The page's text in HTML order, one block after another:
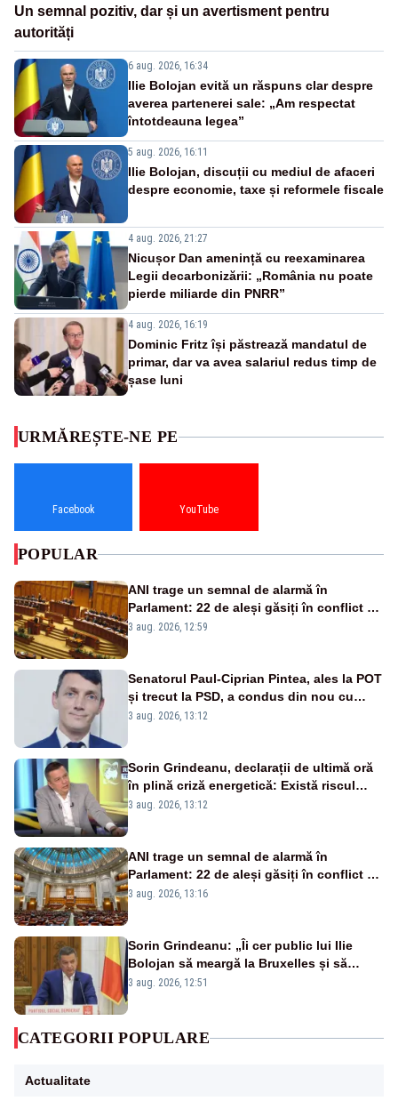
Un semnal pozitiv, dar și un avertisment pentru
autorități
6 aug. 2026, 16:34
Ilie Bolojan evită un răspuns clar despre
averea partenerei sale: „Am respectat
întotdeauna legea”
5 aug. 2026, 16:11
Ilie Bolojan, discuții cu mediul de afaceri
despre economie, taxe și reformele fiscale
4 aug. 2026, 21:27
Nicușor Dan amenință cu reexaminarea
Legii decarbonizării: „România nu poate
pierde miliarde din PNRR”
4 aug. 2026, 16:19
Dominic Fritz își păstrează mandatul de
primar, dar va avea salariul redus timp de
șase luni
URMĂREȘTE-NE PE
Facebook YouTube
POPULAR
ANI trage un semnal de alarmă în
Parlament: 22 de aleși găsiți în conflict de
interese au rămas în funcții
3 aug. 2026, 12:59
Senatorul Paul-Ciprian Pintea, ales la POT
și trecut la PSD, a condus din nou cu
permisul suspendat și nu a oprit la
3 aug. 2026, 13:12
Sorin Grindeanu, declarații de ultimă oră
în plină criză energetică: Există riscul
închiderii Grupului 2 de la Cernavodă
3 aug. 2026, 13:12
ANI trage un semnal de alarmă în
Parlament: 22 de aleși găsiți în conflict de
interese au rămas în funcții
3 aug. 2026, 13:16
Sorin Grindeanu: „Îi cer public lui Ilie
Bolojan să meargă la Bruxelles și să
amâne închiderea termocentralelor” –
3 aug. 2026, 12:51
CATEGORII POPULARE
Actualitate